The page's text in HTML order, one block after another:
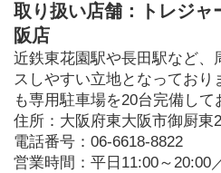
取り扱い店舗：トレジャ
阪店
近鉄東花園駅や長田駅など、
スしやすい立地となっており
も専用駐車場を20台完備して
住所：大阪府東大阪市御厨東
電話番号：06-6618-8822
営業時間：平日11:00～20:00